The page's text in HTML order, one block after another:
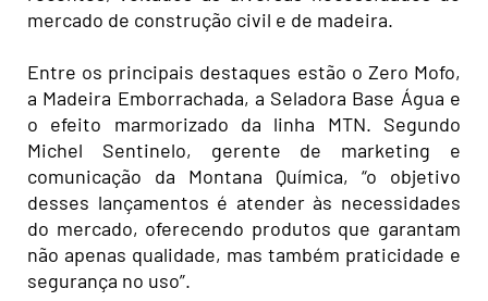
mercado de construção civil e de madeira.
Entre os principais destaques estão o Zero Mofo,
a Madeira Emborrachada, a Seladora Base Água e
o efeito marmorizado da linha MTN. Segundo
Michel Sentinelo, gerente de marketing e
comunicação da Montana Química, “o objetivo
desses lançamentos é atender às necessidades
do mercado, oferecendo produtos que garantam
não apenas qualidade, mas também praticidade e
segurança no uso”.